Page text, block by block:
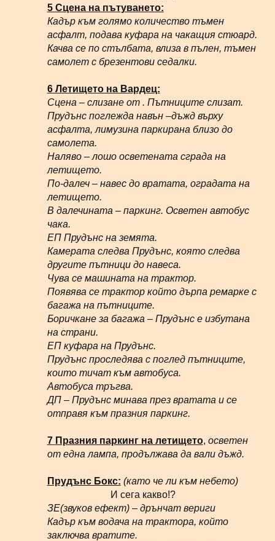
5 Сцена на пътуването:
Кадър към голямо количество тъмен
асфалт, подава куфара на чакащия стюард.
Качва се по стълбата, влиза в пълен, тъмен
самолет с брезентови седалки.
6 Летището на Вардец:
Сцена – слизане от . Пътниците слизат.
Прудънс поглежда навън –дъжд върху
асфалта, лимузина паркирана близо до
самолета.
Наляво – лошо осветената сграда на
летището.
По-далеч – навес до вратата, оградата на
летището.
В далечината – паркинг. Осветен автобус
чака.
ЕП Прудънс на земята.
Камерата следва Прудънс, която следва
другите пътници до навеса.
Чува се машината на трактор.
Появява се трактор който дърпа ремарке с
багажа на пътниците.
Боричкане за багажа – Прудънс е избутана
на страни.
ЕП куфара на Прудънс.
Прудънс проследява с поглед пътниците,
които тичат към автобуса.
Автобуса тръгва.
ДП – Прудънс минава през вратата и се
отправя към празния паркинг.
7 Празния паркинг на летището, осветен
от една лампа, продължава да вали дъжд.
Прудънс Бокс: (като че ли към небето)
И сега какво!?
ЗЕ(звуков ефект) – дрънчат вериги
Кадър към водача на трактора, който
заключва вратите.